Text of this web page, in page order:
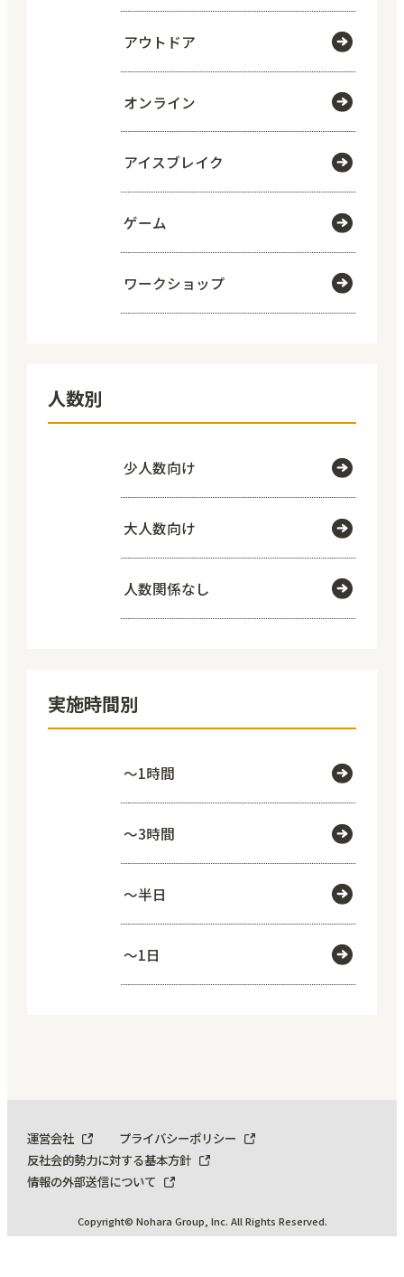
アウトドア
オンライン
アイスブレイク
ゲーム
ワークショップ
人数別
少人数向け
大人数向け
人数関係なし
実施時間別
～1時間
～3時間
～半日
～1日
運営会社
プライバシーポリシー
反社会的勢力に対する基本方針
情報の外部送信について
Copyright© Nohara Group, Inc. All Rights Reserved.